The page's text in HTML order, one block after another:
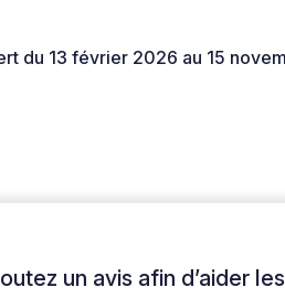
du 13 février 2026 au 15
un avis afin d’aider